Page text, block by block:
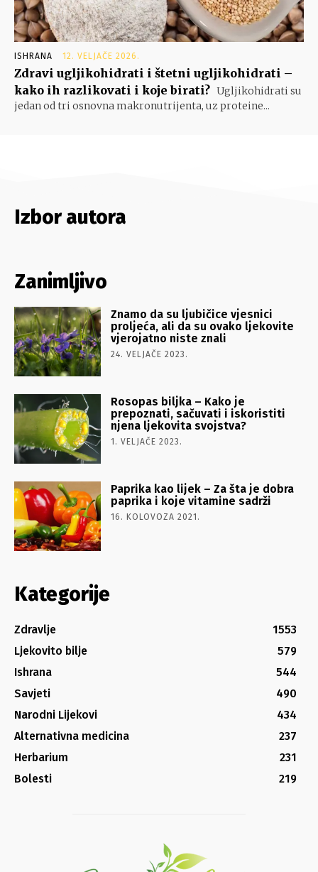
ISHRANA 12. VELJAČE 2026.
Zdravi ugljikohidrati i štetni ugljikohidrati –
kako ih razlikovati i koje birati? Ugljikohidrati su
jedan od tri osnovna makronutrijenta, uz proteine...
Izbor autora
Zanimljivo
Znamo da su ljubičice vjesnici
proljeća, ali da su ovako ljekovite
vjerojatno niste znali
24. VELJAČE 2023.
Rosopas biljka – Kako je
prepoznati, sačuvati i iskoristiti
njena ljekovita svojstva?
1. VELJAČE 2023.
Paprika kao lijek – Za šta je dobra
paprika i koje vitamine sadrži
16. KOLOVOZA 2021.
Kategorije
Zdravlje
1553
Ljekovito bilje
579
Ishrana
544
Savjeti
490
Narodni Lijekovi
434
Alternativna medicina
237
Herbarium
231
Bolesti
219